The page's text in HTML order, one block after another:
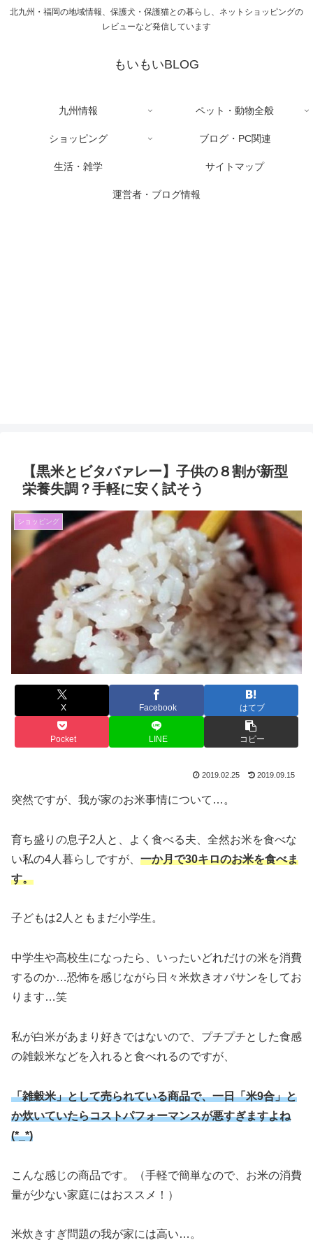
北九州・福岡の地域情報、保護犬・保護猫との暮らし、ネットショッピングの
レビューなど発信しています
もいもいBLOG
九州情報 ペット・動物全般
ショッピング ブログ・PC関連
生活・雑学 サイトマップ
運営者・ブログ情報
【黒米とビタバァレー】子供の８割が新型
栄養失調？手軽に安く試そう
ショッピング
X Facebook はてブ
Pocket LINE コピー
2019.02.25 2019.09.15
突然ですが、我が家のお米事情について…。
育ち盛りの息子2人と、よく食べる夫、全然お米を食べな
い私の4人暮らしですが、 一か月で30キロのお米を食べま
す。
子どもは2人ともまだ小学生。
中学生や高校生になったら、いったいどれだけの米を消費
するのか…恐怖を感じながら日々米炊きオバサンをしてお
ります…笑
私が白米があまり好きではないので、プチプチとした食感
の雑穀米などを入れると食べれるのですが、
「雑穀米」として売られている商品で、一日「米9合」と
か炊いていたらコストパフォーマンスが悪すぎますよね
(*_*)
こんな感じの商品です。（手軽で簡単なので、お米の消費
量が少ない家庭にはおススメ！）
米炊きすぎ問題の我が家には高い…。